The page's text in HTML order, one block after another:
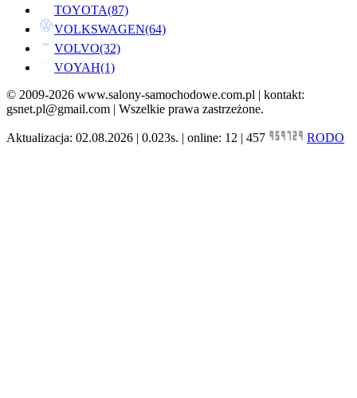
TOYOTA(87)
VOLKSWAGEN(64)
VOLVO(32)
VOYAH(1)
© 2009-2026 www.salony-samochodowe.com.pl | kontakt:
gsnet.pl@gmail.com | Wszelkie prawa zastrzeżone.
Aktualizacja: 02.08.2026 | 0.023s. | online: 12 | 457 RODO